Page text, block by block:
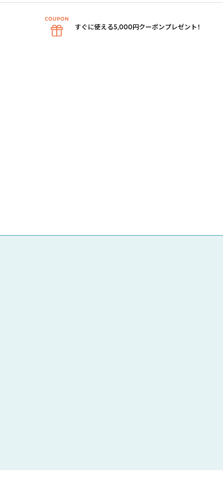
すぐに使える5,000円クーポンプレゼント！